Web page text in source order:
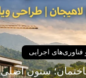
اجرایی
ستون اصلی